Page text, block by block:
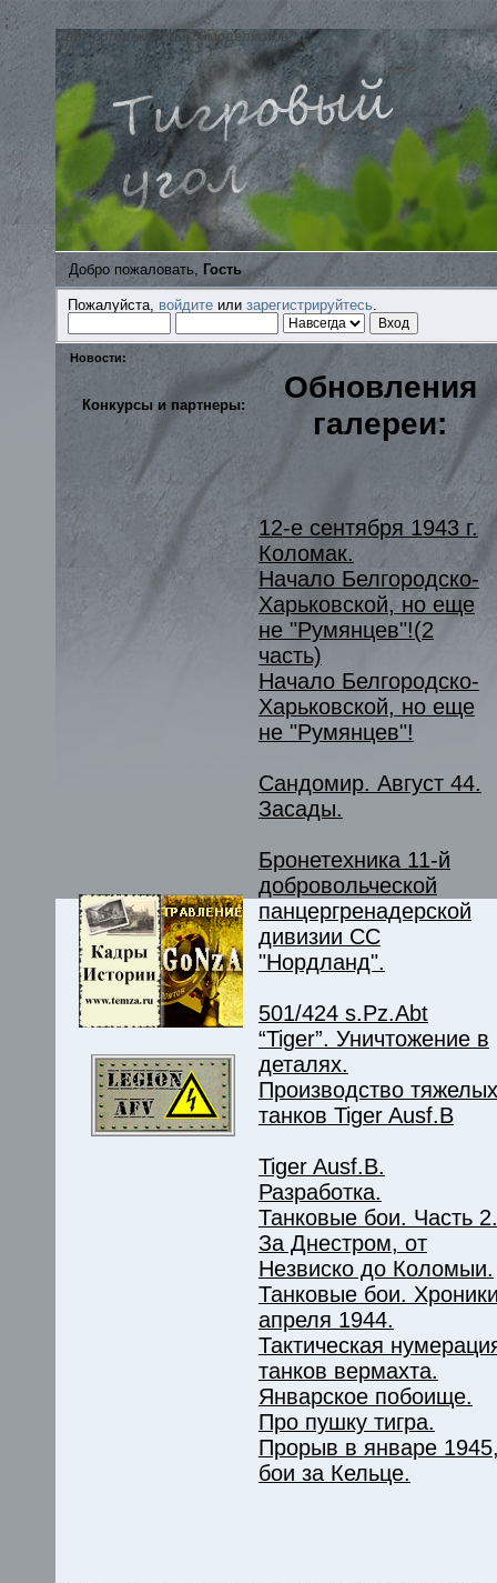
;
Сайт ортодоксальных моделистов
Добро пожаловать, Гость
Пожалуйста, войдите илизарегистрируйтесь
Новости:
Конкурсы и партнеры:
Обновления
галереи:
12-е сентября 1943 г.
Коломак.
Начало Белгородско-
Харьковской, но еще
не "Румянцев"!(2
часть)
Начало Белгородско-
Харьковской, но еще
не "Румянцев"!
Сандомир. Август 44.
Засады.
Бронетехника 11-й
добровольческой
панцергренадерской
дивизии СС
"Нордланд".
501/424 s.Pz.Abt
“Tiger”. Уничтожение в
деталях.
Производство тяжелых
танков Tiger Ausf.B
Tiger Ausf.B.
Разработка.
Танковые бои. Часть 2.
За Днестром, от
Незвиско до Коломыи.
Танковые бои.
апреля 1944.
Тактическая
танков вермахта.
Январское побоище.
Про пушку тигра.
Прорыв в январе
бои за Кельце.